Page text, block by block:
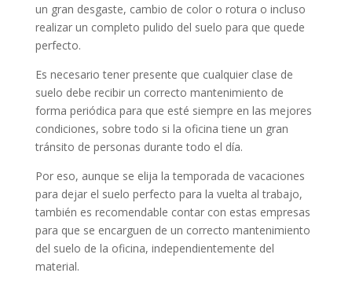
un gran desgaste, cambio de color o rotura o incluso
realizar un completo pulido del suelo para que quede
perfecto.
Es necesario tener presente que cualquier clase de
suelo debe recibir un correcto mantenimiento de
forma periódica para que esté siempre en las mejores
condiciones, sobre todo si la oficina tiene un gran
tránsito de personas durante todo el día.
Por eso, aunque se elija la temporada de vacaciones
para dejar el suelo perfecto para la vuelta al trabajo,
también es recomendable contar con estas empresas
para que se encarguen de un correcto mantenimiento
del suelo de la oficina, independientemente del
material.